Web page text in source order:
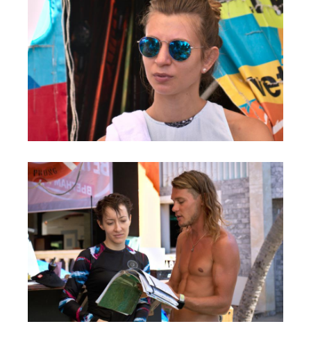
Обучение кайтсерфингу
Система скидок
Обучение Wing Foil